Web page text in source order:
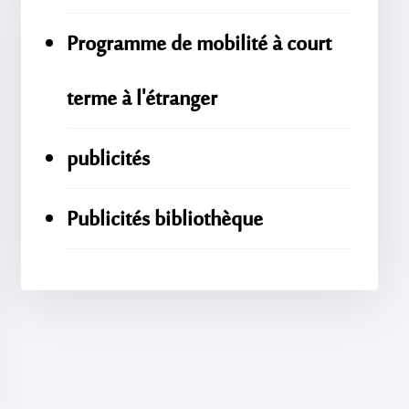
Programme de mobilité à court
terme à l'étranger
publicités
Publicités bibliothèque